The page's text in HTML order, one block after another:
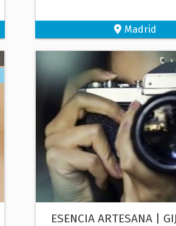
Madrid
ESENCIA ARTESANA |